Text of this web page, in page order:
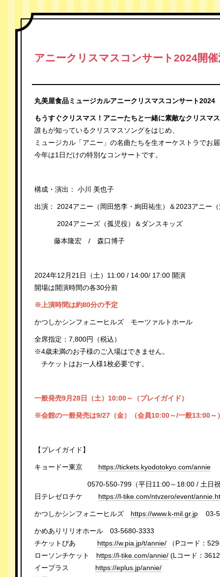
アニークリスマスコンサート2024開催
丸美屋食品ミュージカルアニークリスマスコンサート2024
もうすぐクリスマス！アニーたちと一緒に素敵なクリスマ
誰もが知っているクリスマスソングをはじめ、
ミュージカル「アニー」の名曲たちを生オーケストラでお
今年は1日だけの特別なコンサートです。
構成・演出： 小川 美也子
出演： 2024アニー（岡田悠李・絢田祐生）＆2023アニー
2024アニーズ（孤児役）＆ダンスキッズ
藤本隆宏 / 森口博子
2024年12月21日（土）11:00 / 14:00/ 17:00 開演
開場は開演時間の各30分前
※上演時間は約80分の予定
かつしかシンフォニーヒルズ モーツァルトホール
全席指定：7,800円（税込）
※4歳未満のお子様のご入場はできません。
チケットはお一人様1枚必要です。
一般発売9月28日（土）10:00～（プレイガイド）
※会館の一般発売は9/27（金）（会員10:00～/一般13:00～
【プレイガイド】
キョードー東京 https://tickets.kyodotokyo.com/annie
0570-550-799（平日11:00～18:00 / 土日祝
日テレゼロチケ https://l-tike.com/ntvzero/event/
かつしかシンフォニーヒルズ https://www.k-mil.gr.jp 03-
かめありリリオホール 03-5680-3333
チケットぴあ https://w.pia.jp/t/annie/ （Pコード：
ローソンチケット https://l-tike.com/annie/ (Lコード：
イープラス https://eplus.jp/annie/